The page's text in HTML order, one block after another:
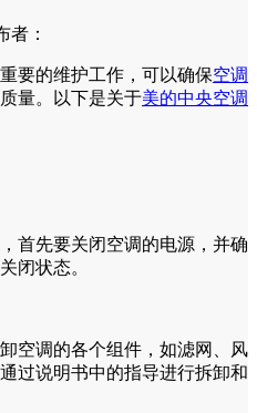
者：
要的维护工作，可以确保空调
量。以下是关于美的中央空调
先要关闭空调的电源，并确
闭状态。
调的各个组件，如滤网、风
过说明书中的指导进行拆卸和